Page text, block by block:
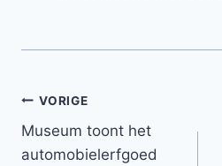
Bericht
navigatie
VORIGE
Museum toont het
automobielerfgoed